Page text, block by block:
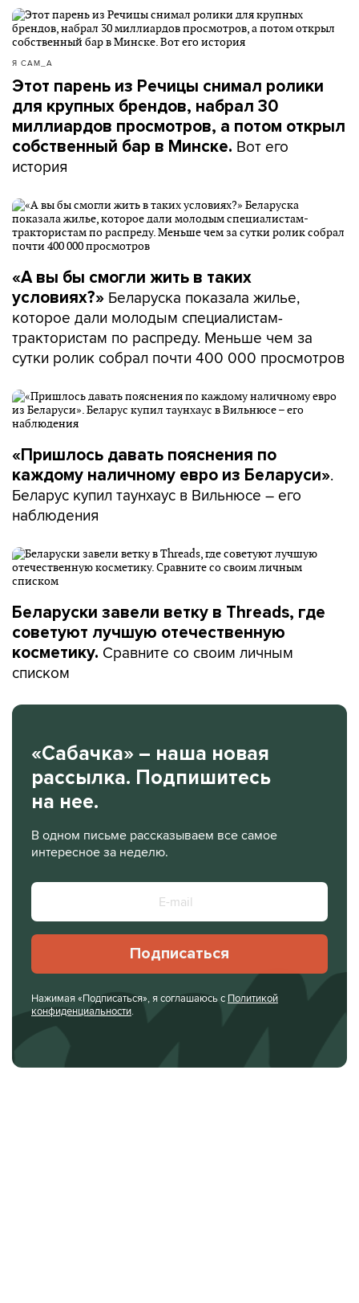
Я САМ_А
Этот парень из Речицы снимал ролики
для крупных брендов, набрал 30
миллиардов просмотров, а потом открыл
собственный бар в Минске. Вот его
история
«А вы бы смогли жить в таких
условиях?» Беларуска показала жилье,
которое дали молодым специалистам-
трактористам по распреду. Меньше чем за
сутки ролик собрал почти 400 000 просмотров
«Пришлось давать пояснения по
каждому наличному евро из Беларуси».
Беларус купил таунхаус в Вильнюсе – его
наблюдения
Беларуски завели ветку в Threads, где
советуют лучшую отечественную
косметику. Сравните со своим личным
списком
«Сабачка» – наша новая
рассылка. Подпишитесь
на нее.
В одном письме рассказываем все самое
интересное за неделю.
Подписаться
Нажимая «Подписаться», я соглашаюсь с Политикой
конфиденциальности.